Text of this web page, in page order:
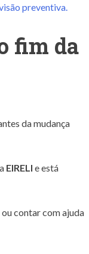
preventiva.
fim da
da mudança
EIRELI e está
contar com ajuda